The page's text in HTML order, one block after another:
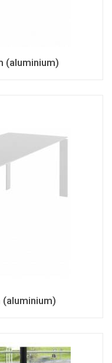
(aluminium)
(aluminium)